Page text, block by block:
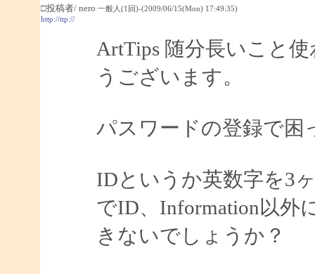
□投稿者/ nero 一般人(1回)-(2009/06/15(Mon) 17:49:35)
http://ttp://
ArtTips 随分長いこと
うございます。
パスワードの登録で困
IDというか英数字を3
でID、Information以外
きないでしょうか？